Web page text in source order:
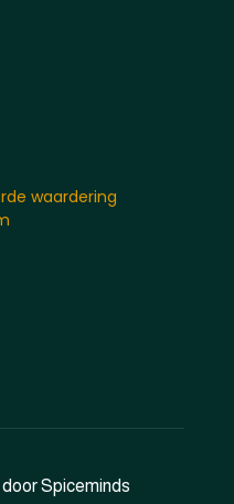
waardering
Spiceminds